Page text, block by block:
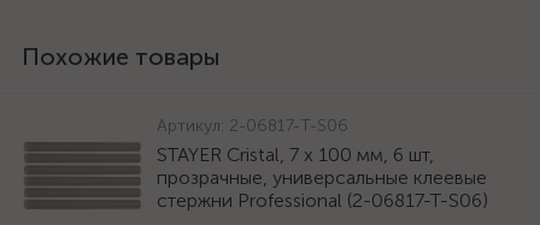
Похожие товары
Артикул: 2-06817-T-S06
STAYER Cristal, 7 х 100 мм, 6 шт,
прозрачные, универсальные клеевые
стержни Professional (2-06817-T-S06)